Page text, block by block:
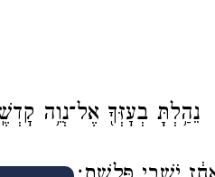
נֵהַ֥לְתָּ בְעׇזְּךָ֖